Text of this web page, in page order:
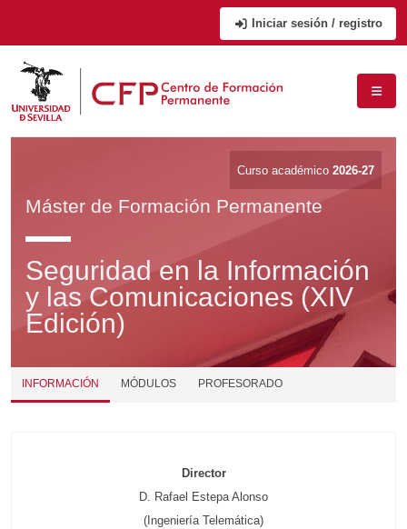
Iniciar sesión / registro
Curso académico 2026-27
Máster de Formación Permanente
Seguridad en la Información
y las Comunicaciones (XIV
Edición)
INFORMACIÓN MÓDULOS PROFESORADO
Director
D. Rafael Estepa Alonso
(Ingeniería Telemática)